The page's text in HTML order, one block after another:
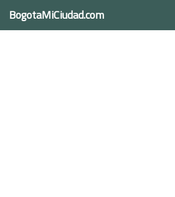
BogotaMiCiudad.com